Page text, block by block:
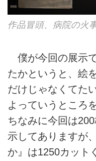
作品冒頭、病院の火
僕が今回の展示
たかというと、絵
だけじゃなくてた
よっていうところ
ちなみに今回は
示してありますが
か』は1250カット